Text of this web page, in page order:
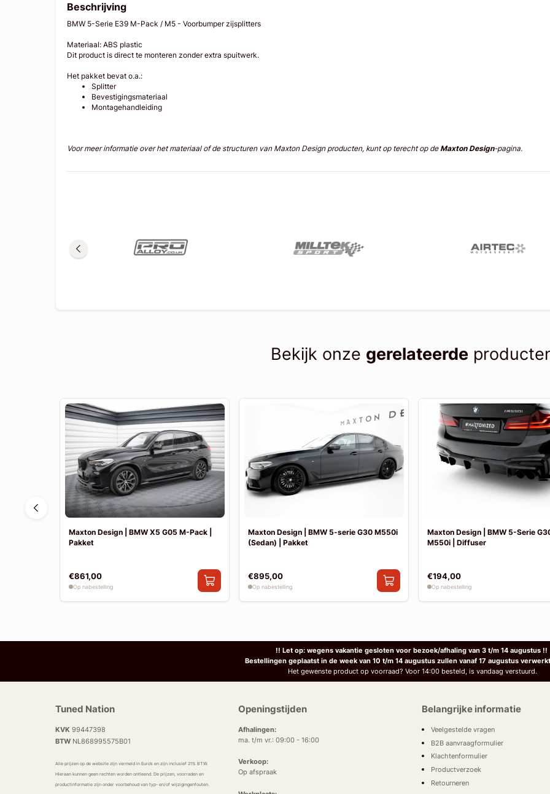
Beschrijving
BMW 5-Serie E39 M-Pack / M5 - Voorbumper zijsplitters
Materiaal: ABS plastic
Dit product is direct te monteren zonder extra spuitwerk.
Het pakket bevat o.a.:
Splitter
Bevestigingsmateriaal
Montagehandleiding
Voor meer informatie over het materiaal of de structuren van Maxton Design producten, kunt op terecht op deMaxton Design-pagina.
Bekijk onze gerelateerde
Maxton Design | BMW X5 G05 M-Pack |
Pakket
€861,00
Op nabestelling
Maxton Design | BMW 5-serie G30 M550i
(Sedan) | Pakket
€895,00
Op nabestelling
Maxton Design | BMW 5-Serie
M550i | Diffuser
€194,00
Op nabestelling
!! Let op: wegens vakantie gesloten voor bezoek/afhaling van 3 t/m 14 augustus !!
Bestellingen geplaatst in de week van 10 t/m 14 augustus zullen vanaf 17 augustus
Het gewenste product op voorraad? Voor 14:00 besteld, is vandaag verstuurd.
Tuned Nation
KVK 99447398
BTWNL868995575B01
Alle prijzen op de website zijn vermeld in Euro’s en zijn inclusief 21% BTW.
Hieraan kunnen geen rechten worden ontleend. De prijzen, voorraden en
productinformatie zijn onder voorbehoud van typ- en/of wijzigingenfouten.
Openingstijden
Afhalingen:
ma. t/m vr.: 09:00 - 16:00
Verkoop:
Op afspraak
Belangrijke informatie
Veelgestelde vragen
B2B aanvraagformulier
Klachtenformulier
Productverzoek
Retourneren